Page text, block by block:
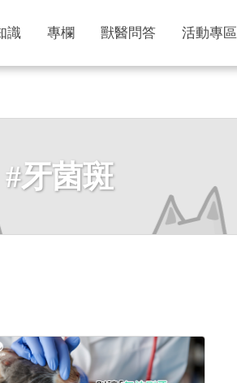
識 專欄 獸醫問答 活動專區
#牙菌斑